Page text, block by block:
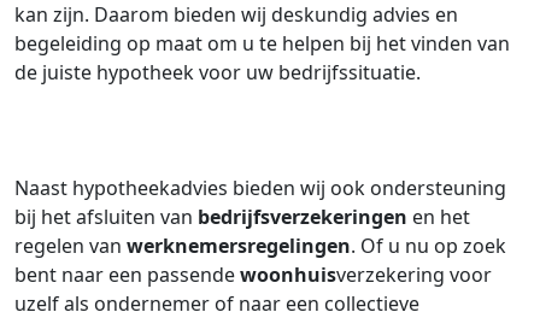
kan zijn. Daarom bieden wij deskundig advies en
begeleiding op maat om u te helpen bij het vinden van
de juiste hypotheek voor uw bedrijfssituatie.
Naast hypotheekadvies bieden wij ook ondersteuning
bij het afsluiten van bedrijfsverzekeringen en het
regelen van werknemersregelingen. Of u nu op zoek
bent naar een passendewoonhuisverzekering voor
uzelf als ondernemer of naar een collectieve